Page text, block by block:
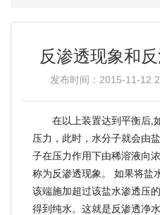
反渗透现象和
发布时间：2015-11-12
在以上装置达到平衡后,
压力，此时，水分子就会由
子在压力作用下由稀溶液向
称为反渗透现象。
如果将盐
该端施加超过该盐水渗透压
得到纯水。这就是反渗透净水